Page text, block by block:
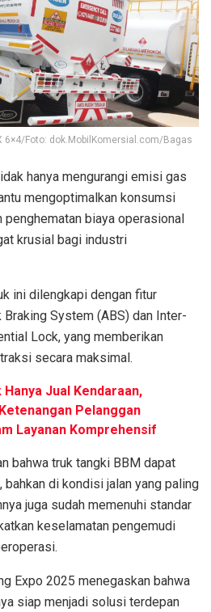
6×4/Foto: dok.MobilKomersial.com/Bagas
hanya mengurangi emisi gas
mengoptimalkan konsumsi
penghematan biaya operasional
krusial bagi industri
ini dilengkapi dengan fitur
System (ABS) dan Inter-
Lock, yang memberikan
secara maksimal.
Hanya Jual Kendaraan,
Pelanggan
Layanan Komprehensif
bahwa truk tangki BBM dapat
bahkan di kondisi jalan yang paling
juga sudah memenuhi standar
keselamatan pengemudi
Expo 2025 menegaskan bahwa
siap menjadi solusi terdepan